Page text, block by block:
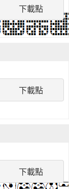
下載點
下載點
下載點